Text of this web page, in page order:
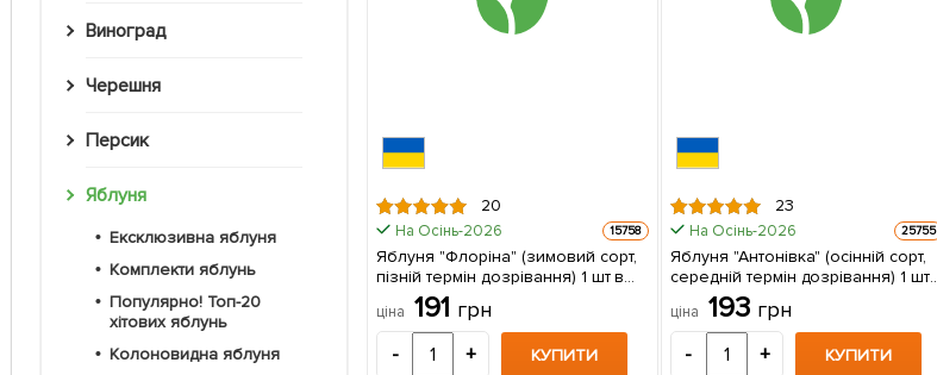
Виноград
Черешня
Персик
Яблуня
Ексклюзивна яблуня
Комплекти яблунь
Популярно! Топ-20
хітових яблунь
Колоновидна яблуня
20
На Осінь-2026 15758
Яблуня "Флоріна" (зимовий сорт,
пізній термін дозрівання) 1 шт в
упаковці
ціна 191 грн
- + КУПИТИ
23
На Осінь-2026 25755
Яблуня "Антонівка" (осінній сорт,
середній термін дозрівання) 1 шт
в упаковці
ціна 193 грн
- + КУПИТИ